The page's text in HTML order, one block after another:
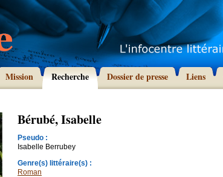
Mission Recherche Dossier de presse Liens
Bérubé, Isabelle
Pseudo :
Isabelle Berrubey
Genre(s) littéraire(s) :
Roman